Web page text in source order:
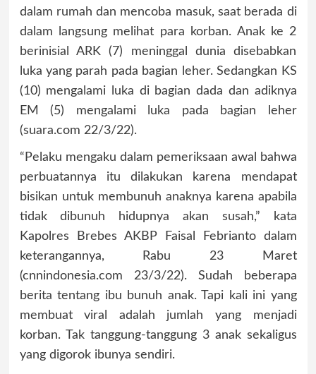
dalam rumah dan mencoba masuk, saat berada di
dalam langsung melihat para korban. Anak ke 2
berinisial ARK (7) meninggal dunia disebabkan
luka yang parah pada bagian leher. Sedangkan KS
(10) mengalami luka di bagian dada dan adiknya
EM (5) mengalami luka pada bagian leher
(suara.com 22/3/22).
“Pelaku mengaku dalam pemeriksaan awal bahwa
perbuatannya itu dilakukan karena mendapat
bisikan untuk membunuh anaknya karena apabila
tidak dibunuh hidupnya akan susah,” kata
Kapolres Brebes AKBP Faisal Febrianto dalam
keterangannya, Rabu 23 Maret
(cnnindonesia.com 23/3/22). Sudah beberapa
berita tentang ibu bunuh anak. Tapi kali ini yang
membuat viral adalah jumlah yang menjadi
korban. Tak tanggung-tanggung 3 anak sekaligus
yang digorok ibunya sendiri.